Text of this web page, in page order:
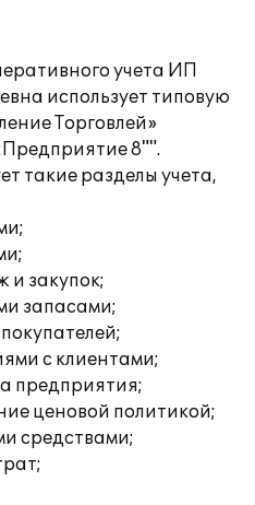
учета ИП
использует типовую
Торговлей»
8"".
такие разделы учета,
и закупок;
запасами;
с клиентами;
предприятия;
ценовой политикой;
средствами;